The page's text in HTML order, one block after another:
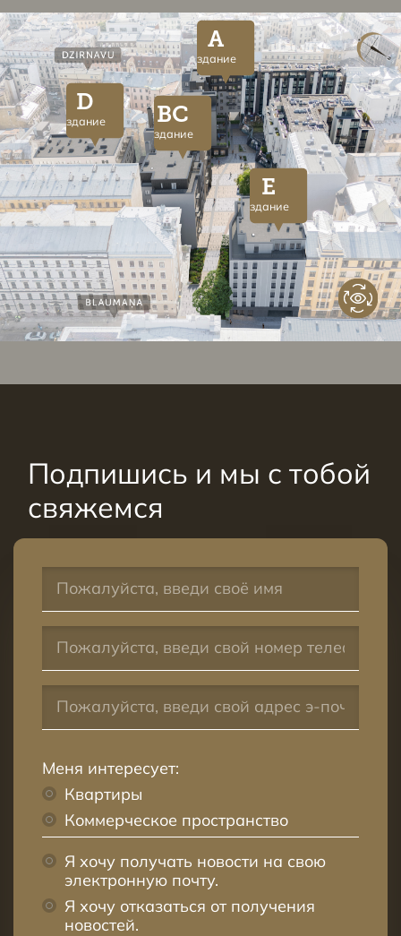
A
здание
BC
здание
D
здание
E
здание
Подпишись и мы с тобой
свяжемся
Меня интересует:
Квартиры
Коммерческое пространство
Я хочу получать новости на свою
электронную почту.
Я хочу отказаться от получения
новостей.